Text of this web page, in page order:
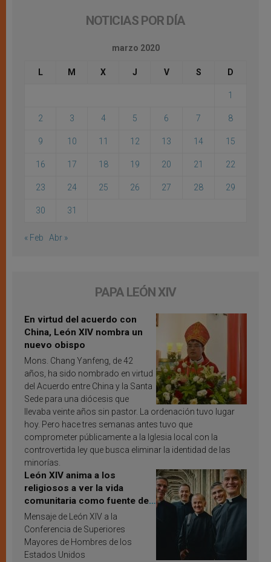
NOTICIAS POR DÍA
marzo 2020
L M X J V S D
1
2 3 4 5 6 7 8
9 10 11 12 13 14 15
16 17 18 19 20 21 22
23 24 25 26 27 28 29
30 31
« Feb Abr »
PAPA LEÓN XIV
En virtud del acuerdo con
China, León XIV nombra un
nuevo obispo
Mons. Chang Yanfeng, de 42
años, ha sido nombrado en virtud
del Acuerdo entre China y la Santa
Sede para una diócesis que
llevaba veinte años sin pastor. La ordenación tuvo lugar
hoy. Pero hace tres semanas antes tuvo que
comprometer públicamente a la Iglesia local con la
controvertida ley que busca eliminar la identidad de las
minorías.
León XIV anima a los
religiosos a ver la vida
comunitaria como fuente de
inspiración y santificación
Mensaje de León XIV a la
Conferencia de Superiores
Mayores de Hombres de los
Estados Unidos